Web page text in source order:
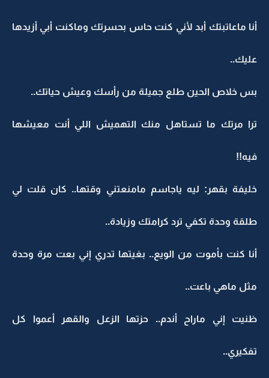
أنا ماعاتبتك أبد لأني كنت حاس بحسرتك وماكنت أبي أزيدها
عليك..
بس خلاص الحين طلع جميلة من رأسك وعيش حياتك..
ترا مرتك ما تستاهل منك التهميش اللي أنت معيشها
فيه!!
خليفة بقهر: ليه ياجاسم مامنعتني وقتها.. كان قلت لي
طلقة وحدة تكفي ترد كرامتك وزيادة..
أنا كنت بأموت من الويع.. بغيتها تدري إني بعت مرة وحدة
مثل ماهي باعت..
ظنيت إني ماراح أندم.. حزتها الزعل والقهر أعموا كل
تفكيري..